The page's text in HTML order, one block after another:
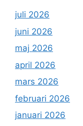
juli 2026
juni 2026
maj 2026
april 2026
mars 2026
februari 2026
januari 2026